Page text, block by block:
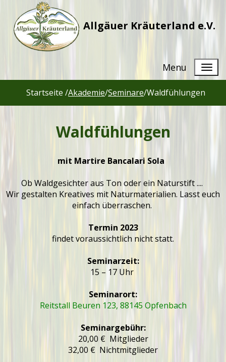
Allgäuer Kräuterland e.V.
Menu
Startseite /Akademie/Seminare/Waldfühlungen
Waldfühlungen
mit Martire Bancalari Sola
Ob Waldgesichter aus Ton oder ein Naturstift ....
Wir gestalten Kreatives mit Naturmaterialien. Lasst euch
einfach überraschen.
Termin 2023
findet voraussichtlich nicht statt.
Seminarzeit:
15 – 17 Uhr
Seminarort:
Reitstall Beuren 123, 88145 Opfenbach
Seminargebühr:
20,00 € Mitglieder
32,00 € Nichtmitglieder